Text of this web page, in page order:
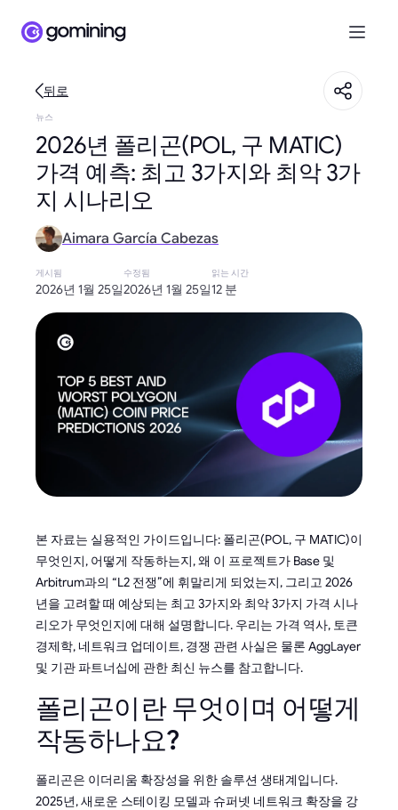
뒤로
뉴스
2026년 폴리곤(POL, 구 MATIC)
가격 예측: 최고 3가지와 최악 3가
지 시나리오
Aimara García Cabezas
게시됨
2026년 1월 25일
수정됨
2026년 1월 25일
읽는 시간
12 분
본 자료는 실용적인 가이드입니다: 폴리곤(POL, 구 MATIC)이
무엇인지, 어떻게 작동하는지, 왜 이 프로젝트가 Base 및
Arbitrum과의 “L2 전쟁”에 휘말리게 되었는지, 그리고 2026
년을 고려할 때 예상되는 최고 3가지와 최악 3가지 가격 시나
리오가 무엇인지에 대해 설명합니다. 우리는 가격 역사, 토큰
경제학, 네트워크 업데이트, 경쟁 관련 사실은 물론 AggLayer
및 기관 파트너십에 관한 최신 뉴스를 참고합니다.
폴리곤이란 무엇이며 어떻게
작동하나요?
폴리곤은 이더리움 확장성을 위한 솔루션 생태계입니다.
2025년, 새로운 스테이킹 모델과 슈퍼넷 네트워크 확장을 강